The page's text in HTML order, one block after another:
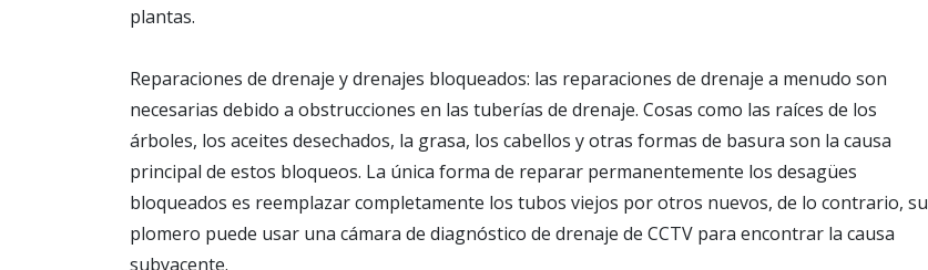
plantas.
Reparaciones de drenaje y drenajes bloqueados: las reparaciones de drenaje a menudo son
necesarias debido a obstrucciones en las tuberías de drenaje. Cosas como las raíces de los
árboles, los aceites desechados, la grasa, los cabellos y otras formas de basura son la causa
principal de estos bloqueos. La única forma de reparar permanentemente los desagües
bloqueados es reemplazar completamente los tubos viejos por otros nuevos, de lo contrario, su
plomero puede usar una cámara de diagnóstico de drenaje de CCTV para encontrar la causa
subyacente.